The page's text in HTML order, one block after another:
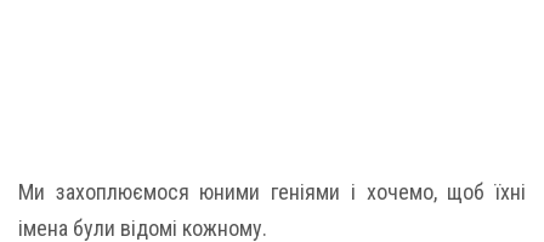
Ми захоплюємося юними геніями і хочемо, щоб їхні
імена були відомі кожному.